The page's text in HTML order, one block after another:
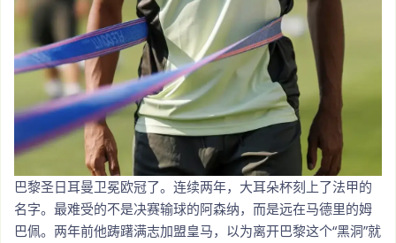
巴黎圣日耳曼卫冕欧冠了。连续两年，大耳朵杯刻上了法甲的
名字。最难受的不是决赛输球的阿森纳，而是远在马德里的姆
巴佩。两年前他踌躇满志加盟皇马，以为离开巴黎这个“黑洞”就